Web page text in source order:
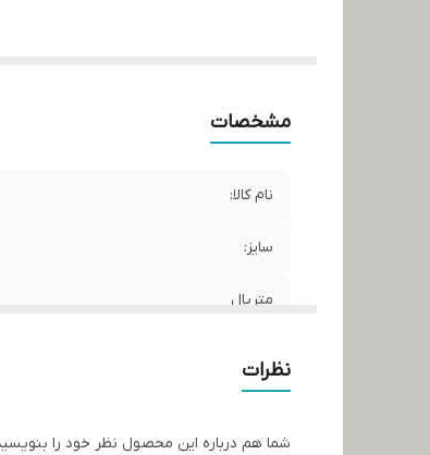
مشخصات
نام کالا:
سایز:
متریال
نظرات
شما هم درباره این محصول نظر خود را